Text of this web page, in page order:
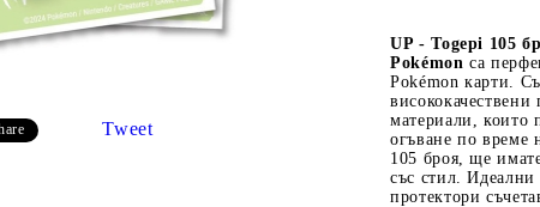
Протектори за карти
Tweet
UP - Togepi 105
Pokémon са
Pokémon карти.
материали, които
огъване по време
105 броя, ще
със стил. Идеални
протектори